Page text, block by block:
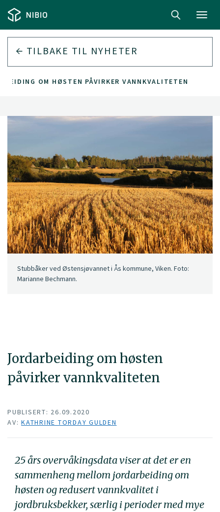
TILBAKE TIL NYHETER
OM HØSTEN PÅVIRKER VANNKVALITETEN
Jordarbeiding om høsten
påvirker vannkvaliteten
Stubbåker ved Østensjøvannet i Ås kommune, Viken. Foto:
Marianne Bechmann.
PUBLISERT: 26.09.2020
AV: KATHRINE TORDAY GULDEN
25 års overvåkingsdata viser at det er en
sammenheng mellom jordarbeiding om
høsten og redusert vannkvalitet i
jordbruksbekker, særlig i perioder med mye